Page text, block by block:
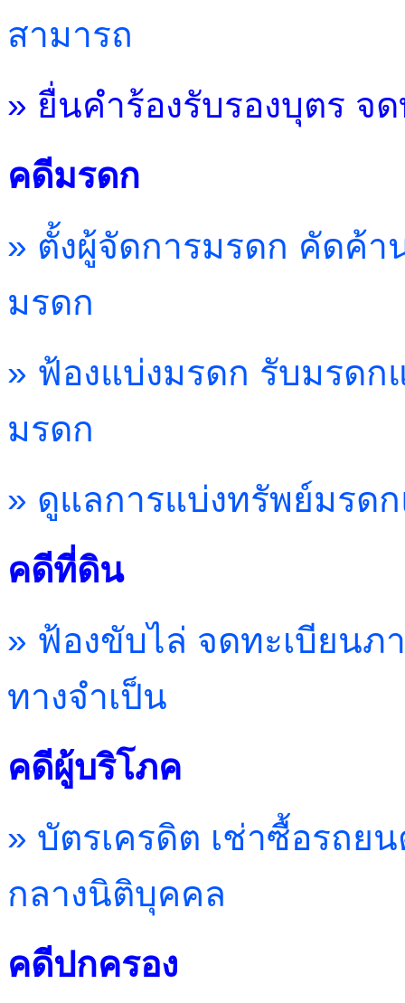
สามารถ
» ยื่นคำร้องรับรองบุตร จ
คดีมรดก
» ตั้งผู้จัดการมรดก คัดค้
มรดก
» ฟ้องแบ่งมรดก รับมรด
มรดก
» ดูแลการแบ่งทรัพย์มรด
คดีที่ดิน
» ฟ้องขับไล่ จดทะเบียนภ
ทางจำเป็น
คดีผู้บริโภค
» บัตรเครดิต เช่าซื้อรถย
กลางนิติบุคคล
คดีปกครอง